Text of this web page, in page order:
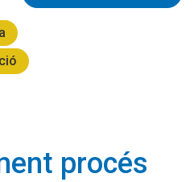
procés